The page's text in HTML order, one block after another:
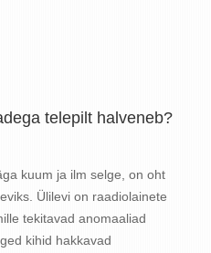
telepilt halveneb?
kuum ja ilm selge, on oht
Ülilevi on raadiolainete
tekitavad anomaaliad
kihid hakkavad